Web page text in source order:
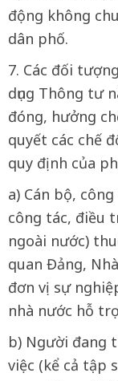
động không
dân phố.
7. Các đối
dụng Thông tư
đóng, hưởng
quyết các chế
quy định của
a) Cán bộ,
công tác, điều
ngoài nước)
quan Đảng,
đơn vị sự
nhà nước hỗ
b) Người đang
việc (kể cả tập